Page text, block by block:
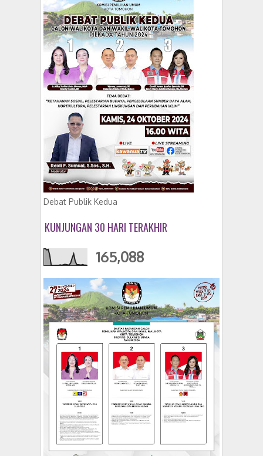
Debat Publik Kedua
KUNJUNGAN 30 HARI TERAKHIR
165,088